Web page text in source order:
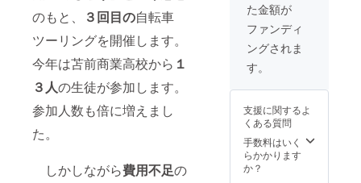
のもと、
３回目の自転車
ツーリングを開催します。
今年は苫前商業高校から １
３人の生徒が参加します。
参加人数も倍に増えまし
た。
しかしながら費用不足の
た金額が
ファンディ
ングされま
す。
支援に関するよ
くある質問
手数料はいく
らかかります
か？